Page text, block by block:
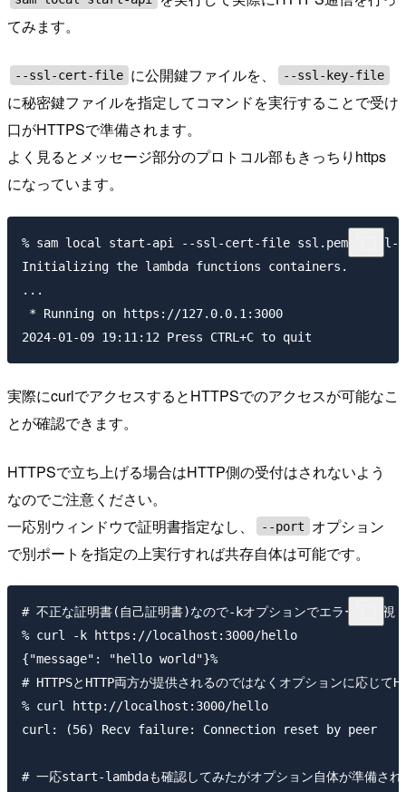
てみます。
--ssl-cert-file に公開鍵ファイルを、 --ssl-key-file
に秘密鍵ファイルを指定してコマンドを実行することで受け
口がHTTPSで準備されます。
よく見るとメッセージ部分のプロトコル部もきっちりhttps
になっています。
% sam local start-api --ssl-cert-file ssl.pem --ssl-
Initializing
...
* Running on https://127.0.0.1:3000
実際にcurlでアクセスするとHTTPSでのアクセスが可能なこ
とが確認できます。
HTTPSで立ち上げる場合はHTTP側の受付はされないよう
なのでご注意ください。
一応別ウィンドウで証明書指定なし、
--port
オプション
で別ポートを指定の上実行すれば共存自体は可能です。
# 不正な証明書(自己証明書)なので-kオプションでエラーを無視
% curl -k https://localhost:3000/hello
{"message": "hello world"}%
# HTTPSとHTTP両方が提供されるのではなくオプションに応じ
% curl http://localhost:3000/hello
curl: (56) Recv failure: Connection reset by peer
# 一応start-lambdaも確認してみたがオプション自体が準備され